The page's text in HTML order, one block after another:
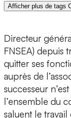
Afficher plus de tags
Directeur
FNSEA) depuis
quitter ses
auprès de
successeur
l’ensemble du
saluent le travail